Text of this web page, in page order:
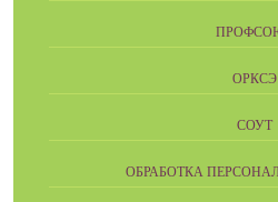
ОРКСЭ
СОУТ
ОБРАБОТКА